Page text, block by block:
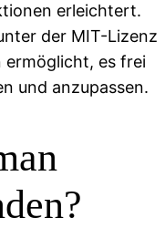
erleichtert.
der MIT-Lizenz
ermöglicht, es frei
und anzupassen.